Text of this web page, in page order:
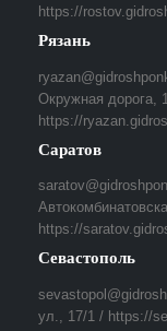
https://
Рязань
Окружная дорога,
https://
Саратов
https://
Севастополь
ул., 17/1 / https://